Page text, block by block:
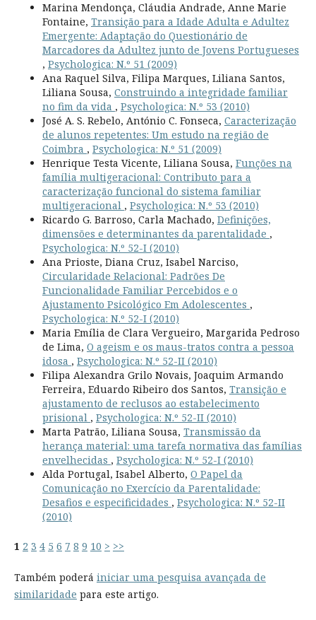
Marina Mendonça, Cláudia Andrade, Anne Marie
Fontaine, Transição para a Idade Adulta e Adultez
Emergente: Adaptação do Questionário de
Marcadores da Adultez junto de Jovens Portugueses
, Psychologica: N.º 51 (2009)
Ana Raquel Silva, Filipa Marques, Liliana Santos,
Liliana Sousa, Construindo a integridade familiar
no fim da vida , Psychologica: N.º 53 (2010)
José A. S. Rebelo, António C. Fonseca, Caracterização
de alunos repetentes: Um estudo na região de
Coimbra , Psychologica: N.º 51 (2009)
Henrique Testa Vicente, Liliana Sousa, Funções na
família multigeracional: Contributo para a
caracterização funcional do sistema familiar
multigeracional , Psychologica: N.º 53 (2010)
Ricardo G. Barroso, Carla Machado, Definições,
dimensões e determinantes da parentalidade ,
Psychologica: N.º 52-I (2010)
Ana Prioste, Diana Cruz, Isabel Narciso,
Circularidade Relacional: Padrões De
Funcionalidade Familiar Percebidos e o
Ajustamento Psicológico Em Adolescentes ,
Psychologica: N.º 52-I (2010)
Maria Emília de Clara Vergueiro, Margarida Pedroso
de Lima, O ageism e os maus-tratos contra a pessoa
idosa , Psychologica: N.º 52-II (2010)
Filipa Alexandra Grilo Novais, Joaquim Armando
Ferreira, Eduardo Ribeiro dos Santos, Transição e
ajustamento de reclusos ao estabelecimento
prisional , Psychologica: N.º 52-II (2010)
Marta Patrão, Liliana Sousa, Transmissão da
herança material: uma tarefa normativa das famílias
envelhecidas , Psychologica: N.º 52-I (2010)
Alda Portugal, Isabel Alberto, O Papel da
Comunicação no Exercício da Parentalidade:
Desafios e especificidades , Psychologica: N.º 52-II
(2010)
1 2 3 4 5 6 7 8 9 10 > >>
Também poderá iniciar uma pesquisa avançada de
similaridade para este artigo.